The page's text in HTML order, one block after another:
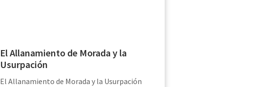
El Allanamiento de Morada y la
Usurpación
El Allanamiento de Morada y la Usurpación